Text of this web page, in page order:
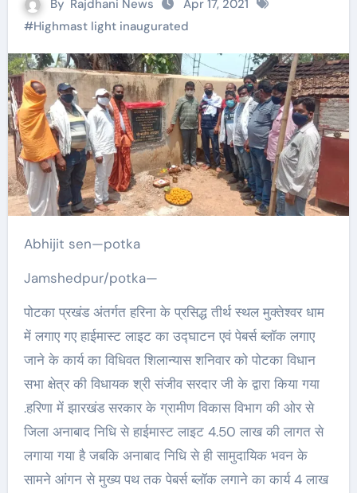
By Rajdhani News
Apr 17, 2021
#Highmast light inaugurated
Abhijit sen—potka
Jamshedpur/potka—
पोटका प्रखंड अंतर्गत हरिना के प्रसिद्ध तीर्थ स्थल मुक्तेश्वर धाम
में लगाए गए हाईमास्ट लाइट का उद्घाटन एवं पेबर्स ब्लॉक लगाए
जाने के कार्य का विधिवत शिलान्यास शनिवार को पोटका विधान
सभा क्षेत्र की विधायक श्री संजीव सरदार जी के द्वारा किया गया
.हरिणा में झारखंड सरकार के ग्रामीण विकास विभाग की ओर से
जिला अनाबाद निधि से हाईमास्ट लाइट 4.50 लाख की लागत से
लगाया गया है जबकि अनाबाद निधि से ही सामुदायिक भवन के
सामने आंगन से मुख्य पथ तक पेबर्स ब्लॉक लगाने का कार्य 4 लाख